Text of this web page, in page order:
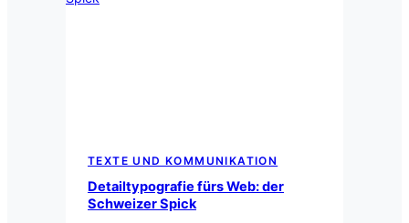
TEXTE UND KOMMUNIKATION
Detailtypografie fürs Web: der
Schweizer Spick